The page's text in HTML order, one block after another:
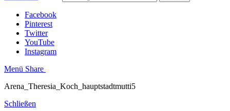
Facebook
Pinterest
Twitter
YouTube
Instagram
Menü Share
Arena_Theresia_Koch_hauptstadtmutti5
Schließen